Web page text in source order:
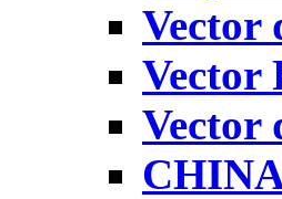
Vector
Vector
Vector